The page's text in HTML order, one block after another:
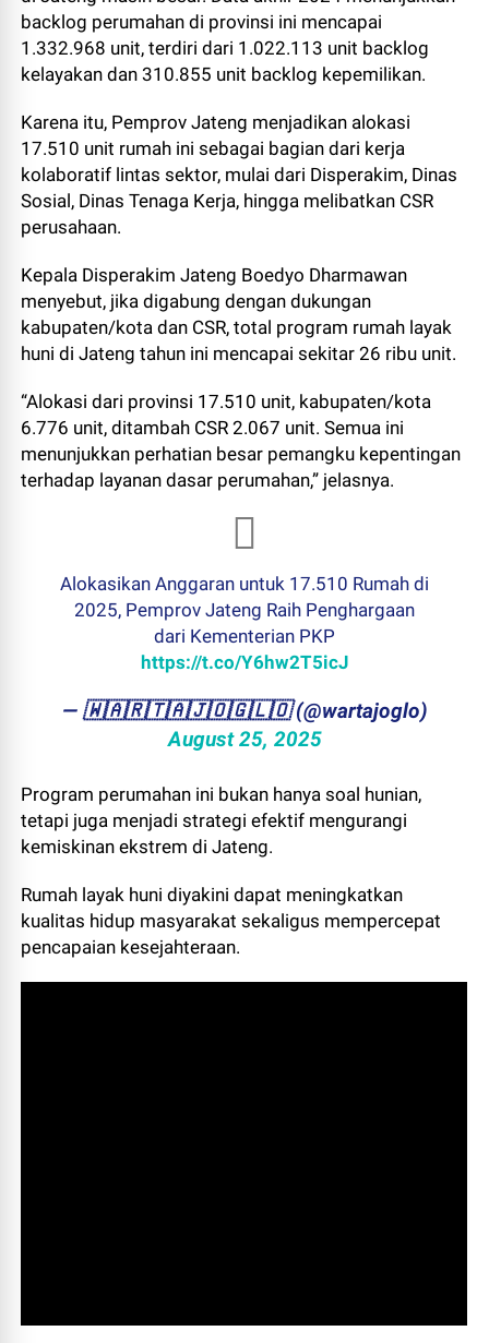
backlog perumahan di provinsi ini mencapai
1.332.968 unit, terdiri dari 1.022.113 unit backlog
kelayakan dan 310.855 unit backlog kepemilikan.
Karena itu, Pemprov Jateng menjadikan alokasi
17.510 unit rumah ini sebagai bagian dari kerja
kolaboratif lintas sektor, mulai dari Disperakim, Dinas
Sosial, Dinas Tenaga Kerja, hingga melibatkan CSR
perusahaan.
Kepala Disperakim Jateng Boedyo Dharmawan
menyebut, jika digabung dengan dukungan
kabupaten/kota dan CSR, total program rumah layak
huni di Jateng tahun ini mencapai sekitar 26 ribu unit.
“Alokasi dari provinsi 17.510 unit, kabupaten/kota
6.776 unit, ditambah CSR 2.067 unit. Semua ini
menunjukkan perhatian besar pemangku kepentingan
terhadap layanan dasar perumahan,” jelasnya.
Alokasikan Anggaran untuk 17.510 Rumah di
2025, Pemprov Jateng Raih Penghargaan
dari Kementerian PKP
https://t.co/Y6hw2T5icJ
— ​🇼​​🇦​​🇷​​🇹​​🇦​​🇯​​🇴​​🇬​​🇱​​🇴 (@wartajoglo)
August 25, 2025
Program perumahan ini bukan hanya soal hunian,
tetapi juga menjadi strategi efektif mengurangi
kemiskinan ekstrem di Jateng.
Rumah layak huni diyakini dapat meningkatkan
kualitas hidup masyarakat sekaligus mempercepat
pencapaian kesejahteraan.